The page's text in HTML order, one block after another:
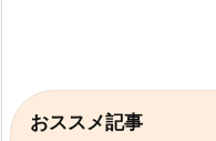
おススメ記事